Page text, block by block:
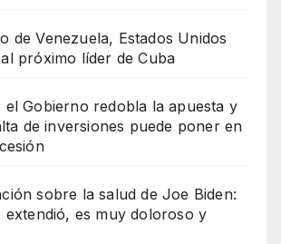
de Venezuela, Estados Unidos
próximo líder de Cuba
Gobierno redobla la apuesta y
de inversiones puede poner en
sobre la salud de Joe Biden:
extendió, es muy doloroso y